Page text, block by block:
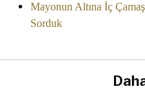
Mayonun Altına İç
Sorduk